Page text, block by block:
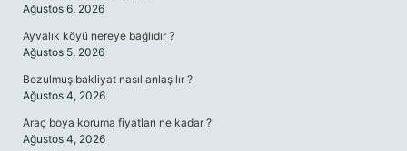
Ağustos 6, 2026
Ayvalık köyü nereye bağlıdır ?
Ağustos 5, 2026
Bozulmuş bakliyat nasıl anlaşılır ?
Ağustos 4, 2026
Araç boya koruma fiyatları ne kadar ?
Ağustos 4, 2026